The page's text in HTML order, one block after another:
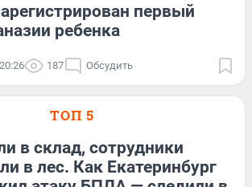
первый
ребенка
187 Обсудить
ТОП 5
в склад, сотрудники
в лес. Как Екатеринбург